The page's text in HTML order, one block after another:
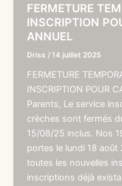
FERMETURE
INSCRIPTION
ANNUEL
Driss /14 juillet 2025
FERMETURE
INSCRIPTION POUR
Parents, Le service
crèches sont fermés
15/08/25 inclus. Nos
portes le lundi 18
toutes les nouvelles
inscriptions déjà